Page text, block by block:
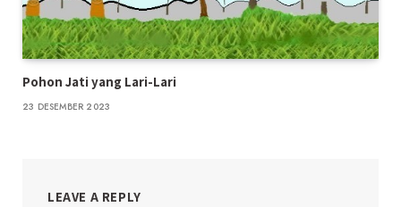
Pohon Jati yang Lari-Lari
23 DESEMBER 2023
LEAVE A REPLY